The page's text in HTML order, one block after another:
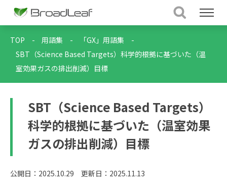
TOP - 用語集 - 「GX」用語集
-
SBT（Science Based Targets）科学的根拠に基づいた（温
室効果ガスの排出削減）目標
SBT（Science Based Targets）
科学的根拠に基づいた（温室効果
ガスの排出削減）目標
公開日：2025.10.29 更新日：2025.11.13